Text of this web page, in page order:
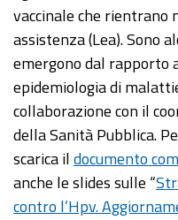
vaccinale che rientrano
assistenza (Lea). Sono
emergono dal rapporto
epidemiologia di
collaborazione con il
della Sanità Pubblica.
scarica ildocumento
anche le slides sulle “
contro l’Hpv.